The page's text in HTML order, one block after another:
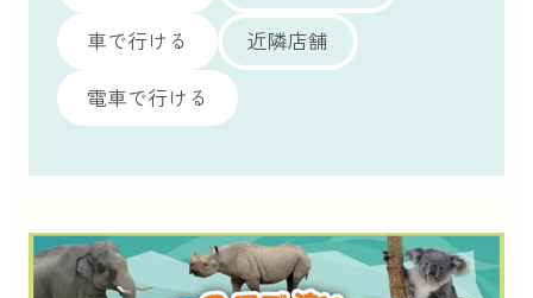
車で行ける
近隣店舗
電車で行ける